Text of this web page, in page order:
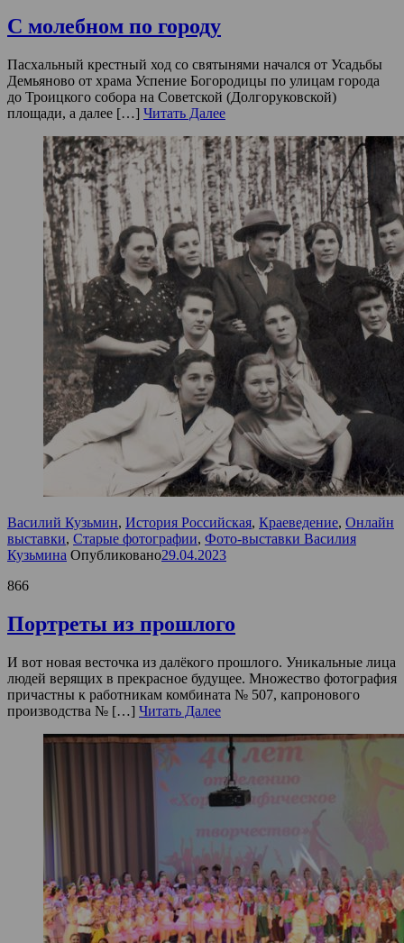
С молебном по городу
Пасхальный крестный ход со святынями начался от Усадьбы
Демьяново от храма Успение Богородицы по улицам города
до Троицкого собора на Советской (Долгоруковской)
площади, а далее […] Читать Далее
Василий Кузьмин, История Российская, Краеведение, Онлайн
выставки, Старые фотографии, Фото-выставки Василия
Кузьмина Опубликовано29.04.2023
866
Портреты из прошлого
И вот новая весточка из далёкого прошлого. Уникальные лица
людей верящих в прекрасное будущее. Множество фотография
причастны к работникам комбината № 507, капронового
производства № […] Читать Далее